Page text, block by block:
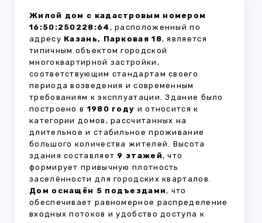
Жилой дом с кадастровым номером
16:50:250228:64 , расположенный по
адресу Казань, Парковая 18, является
типичным объектом городской
многоквартирной застройки,
соответствующим стандартам своего
периода возведения и современным
требованиям к эксплуатации. Здание было
построено в 1980 году и относится к
категории домов, рассчитанных на
длительное и стабильное проживание
большого количества жителей. Высота
здания составляет 9 этажей, что
формирует привычную плотность
заселённости для городских кварталов.
Дом оснащён 5 подъездами, что
обеспечивает равномерное распределение
входных потоков и удобство доступа к